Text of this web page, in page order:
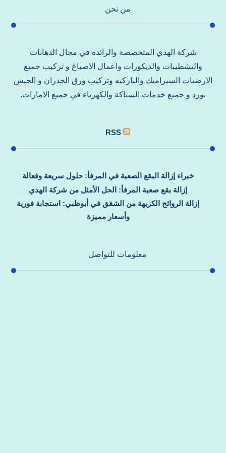
من نحن
شركة الهدي المتخصصة والرائدة في مجال الدهانات
والتشطيبات والديكورات واعمال الاصباغ و تركيب جميع
الارضيات السيراميك والباركيه وتركيب ورق الجدران و الجبس
بورد و جميع خدمات السباكة والكهرباء في جميع الامارات.
RSS
خبراء إزالة البقع الصعبة في المرفأ: حلول سريعة وفعالة
إزالة بقع صعبة المرفأ: الحل الأمثل من شركة الهدي
إزالة الروائح الكريهة من الشقق في أبوظبي: استجابة فورية
وأسعار مميزة
معلومات للتواصل